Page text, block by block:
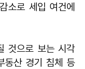
소로 세입 여건에
것으로 보는 시각
동산 경기 침체 등